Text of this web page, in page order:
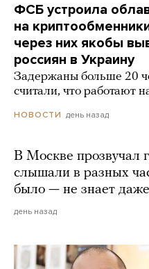
ФСБ устроила
на
через них якобы
россиян в Украину
Задержаны больше 20
считали, что работают
НОВОСТИ день назад
В Москве прозвучал
слышали в разных
было — не знает
день назад